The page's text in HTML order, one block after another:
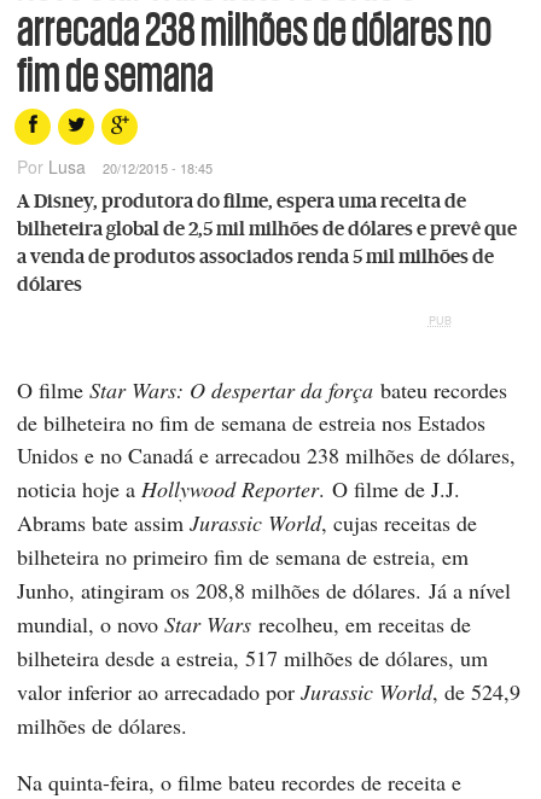
arrecada 238 milhões de dólares no
fim de semana
Por Lusa 20/12/2015 - 18:45
A Disney, produtora do filme, espera uma receita de
bilheteira global de 2,5 mil milhões de dólares e prevê que
a venda de produtos associados renda 5 mil milhões de
dólares
PUB
O filmeStar Wars: O despertar da força bateu recordes
de bilheteira no fim de semana de estreia nos Estados
Unidos e no Canadá e arrecadou 238 milhões de dólares,
noticia hoje aHollywood Reporter.O filme de J.J.
Abrams bate assimJurassic World, cujas receitas de
bilheteira no primeiro fim de semana de estreia, em
Junho, atingiram os 208,8 milhões de dólares.Já a nível
mundial, o novoStar Wars recolheu, em receitas de
bilheteira desde a estreia, 517 milhões de dólares, um
valor inferior ao arrecadado porJurassic World, de 524,9
milhões de dólares.
Na quinta-feira, o filme bateu recordes de receita e